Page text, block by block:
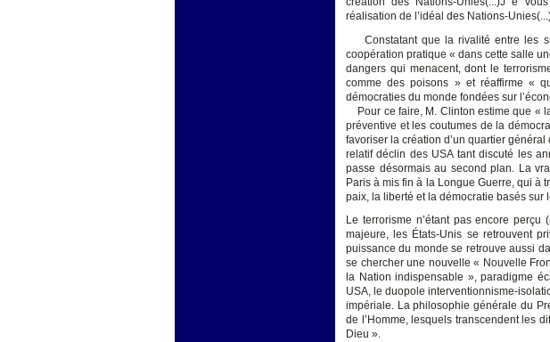
réalisation de l’idéal des Nations-
Constatant que la rivalité entre les
coopération pratique « dans cette salle
dangers qui menacent, dont le
comme des poisons » et réaffirme «
démocraties du monde fondées sur
Pour ce faire, M. Clinton estime que «
préventive et les coutumes de la
favoriser la création d’un quartier
relatif déclin des USA tant discuté les
passe désormais au second plan. La
Paris à mis fin à la Longue Guerre, qui à
paix, la liberté et la démocratie basés sur
Le terrorisme n’étant pas encore
majeure, les États-Unis se retrouvent
puissance du monde se retrouve aussi
se chercher une nouvelle « Nouvelle
la Nation indispensable », paradigme
USA, le duopole interventionnisme-
impériale. La philosophie générale du
de l’Homme, lesquels transcendent les
Dieu ».